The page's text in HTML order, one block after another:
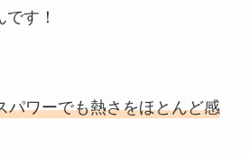
す！
パワーでも熱さをほとんど感